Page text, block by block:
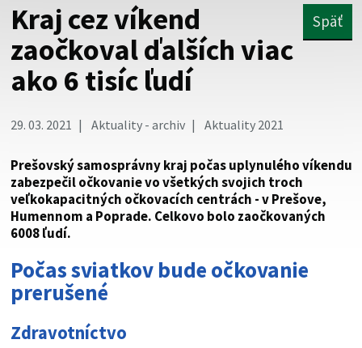
Táto stránka je zabezpečená
Buďte pozorní a vždy sa uistite, že zdieľate informácie iba
cez zabezpečenú webovú stránku. Zabezpečená stránka
Kraj cez víkend
zaočkoval ďalších viac
ako 6 tisíc ľudí
Späť
29. 03. 2021 Aktuality - archiv Aktuality 2021
Prešovský samosprávny kraj počas uplynulého víkendu
zabezpečil očkovanie vo všetkých svojich troch
veľkokapacitných očkovacích centrách - v Prešove,
Humennom a Poprade. Celkovo bolo zaočkovaných
6008 ľudí.
Počas sviatkov bude očkovanie
prerušené
Zdravotníctvo